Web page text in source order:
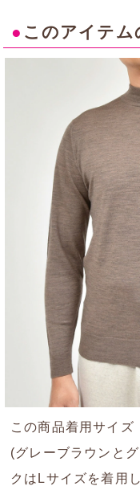
● このアイテム
この商品着用サイ
(グレーブラウンと
クはLサイズを着用